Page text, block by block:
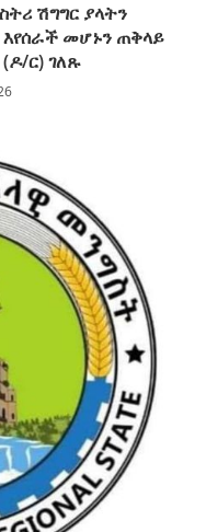
ሽግግር ያላትን
መሆኑን ጠቅላይ
ር) ገለጹ